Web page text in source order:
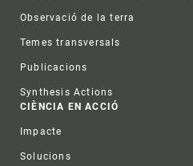
Observació de la terra
Temes transversals
Publicacions
Synthesis Actions
CIÈNCIA EN ACCIÓ
Impacte
Solucions